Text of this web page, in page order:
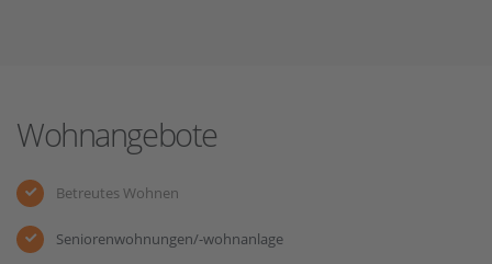
Wohnangebote
Betreutes Wohnen
Seniorenwohnungen/-wohnanlage